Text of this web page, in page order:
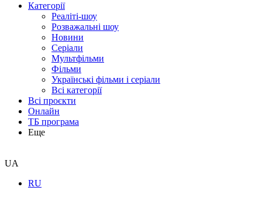
Категорії
Реаліті-шоу
Розважальні шоу
Новини
Серіали
Мультфільми
Фільми
Українські фільми і серіали
Всі категорії
Всі проєкти
Онлайн
ТБ програма
Еще
UA
RU